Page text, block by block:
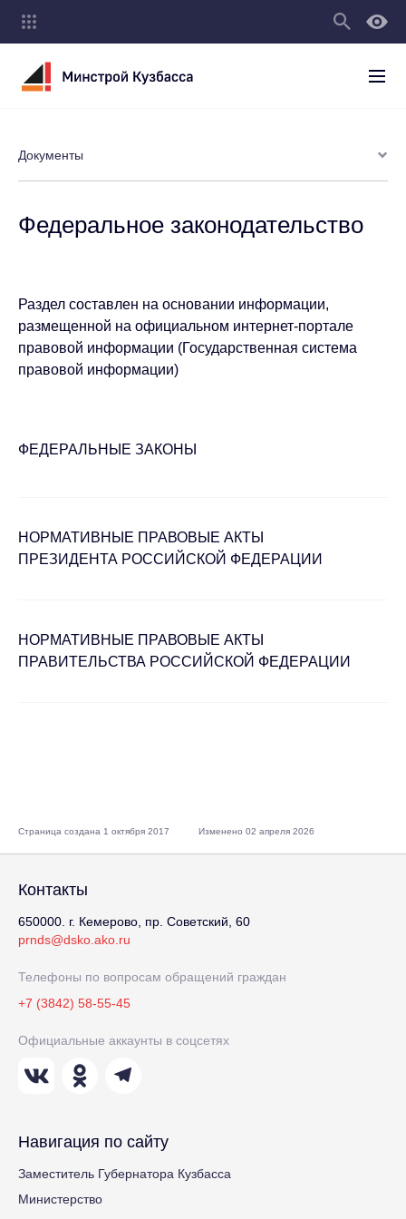
Федеральное законодательство
Раздел составлен на основании информации,
размещенной на официальном интернет-портале
правовой информации (Государственная система
правовой информации)
ФЕДЕРАЛЬНЫЕ ЗАКОНЫ
НОРМАТИВНЫЕ ПРАВОВЫЕ АКТЫ
ПРЕЗИДЕНТА РОССИЙСКОЙ ФЕДЕРАЦИИ
НОРМАТИВНЫЕ ПРАВОВЫЕ АКТЫ
ПРАВИТЕЛЬСТВА РОССИЙСКОЙ ФЕДЕРАЦИИ
Документы
Страница создана 1 октября 2017 Изменено 02 апреля 2026
Контакты
650000. г. Кемерово, пр. Советский, 60
prnds@dsko.ako.ru
Телефоны по вопросам обращений граждан
+7 (3842) 58-55-45
Официальные аккаунты в соцсетях
Навигация по сайту
Заместитель Губернатора Кузбасса
Министерство